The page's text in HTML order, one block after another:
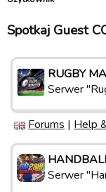
Spotkaj Guest
RUGBY
Serwer
Forums | Help
Serwer